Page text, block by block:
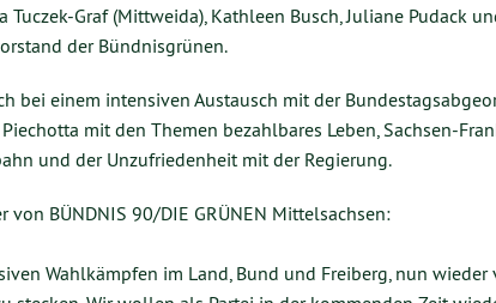
Tuczek-Graf (Mittweida), Kathleen Busch, Juliane Pudack
der Bündnisgrünen.
bei einem intensiven Austausch mit der
mit den Themen bezahlbares Leben, Sachsen-
und der Unzufriedenheit mit der Regierung.
von BÜNDNIS 90/DIE GRÜNEN Mittelsachsen:
Wahlkämpfen im Land, Bund und Freiberg, nun wieder